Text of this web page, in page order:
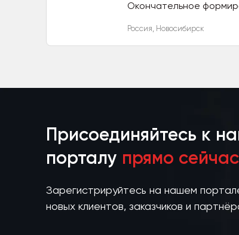
Окончательное
Россия, Новосибирск
Присоединяйтесь к
порталу прямо сейчас
Зарегистрируйтесь на нашем
новых клиентов, заказчиков и